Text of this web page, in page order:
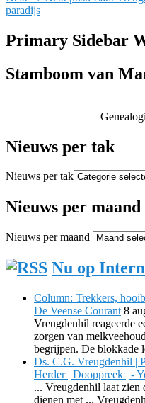
paradijs
Primary Sidebar
Stamboom van
Nieuws per tak
Nieuws per tak
Nieuws per maand
Nieuws per maand
Nu op
Column: Trekkers,
De Veense Courant 8
Vreugdenhil reageerde
zorgen van
begrijpen. De blokkade
Ds. C.G. Vreugdenhil |
Herder | Dooppreek | -
... Vreugdenhil laat zien
dienen met ...